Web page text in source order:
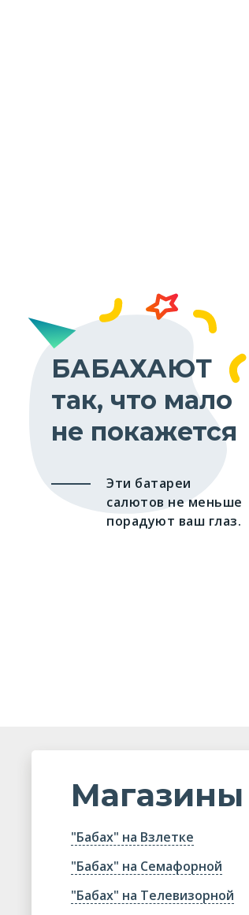
БАБАХАЮТ
так, что мало
не покажется
Эти батареи
салютов не меньше
порадуют ваш глаз.
Магазины
"Бабах" на Взлетке
"Бабах" на Семафорной
"Бабах" на Телевизорной